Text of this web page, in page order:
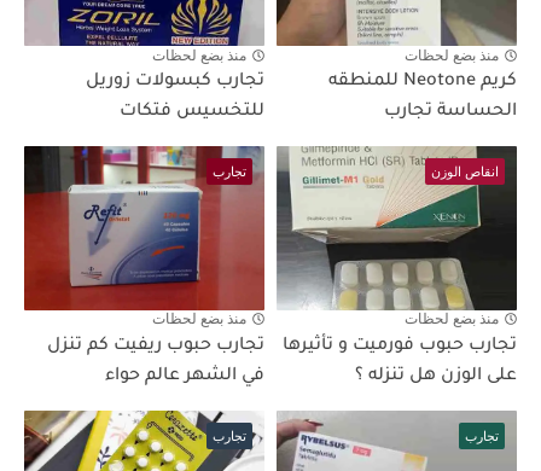
منذ بضع لحظات
كريم Neotone للمنطقه
الحساسة تجارب
منذ بضع لحظات
تجارب كبسولات زوريل
للتخسيس فتكات
انقاص الوزن
منذ بضع لحظات
تجارب حبوب فورميت و تأثيرها
على الوزن هل تنزله ؟
تجارب
منذ بضع لحظات
تجارب حبوب ريفيت كم تنزل
في الشهر عالم حواء
تجارب تجارب